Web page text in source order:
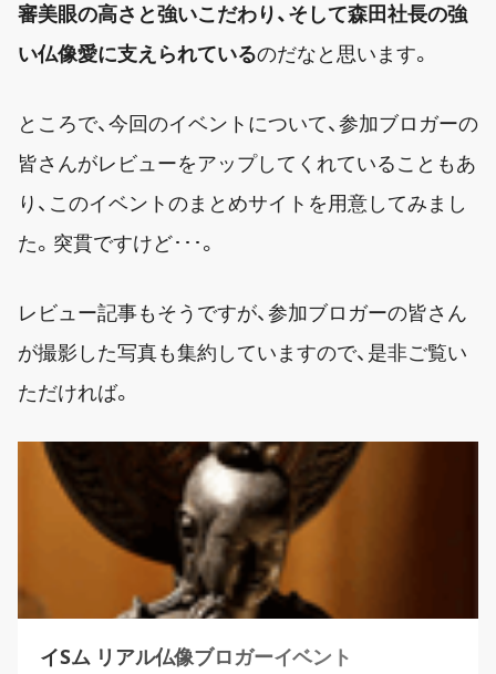
審美眼の高さと強いこだわり、そして森田社長の強
い仏像愛に支えられているのだなと思います。
ところで、今回のイベントについて、参加ブロガーの
皆さんがレビューをアップしてくれていることもあ
り、このイベントのまとめサイトを用意してみまし
た。突貫ですけど･･･。
レビュー記事もそうですが、参加ブロガーの皆さん
が撮影した写真も集約していますので、是非ご覧い
ただければ。
イSム リアル仏像ブロガーイベント